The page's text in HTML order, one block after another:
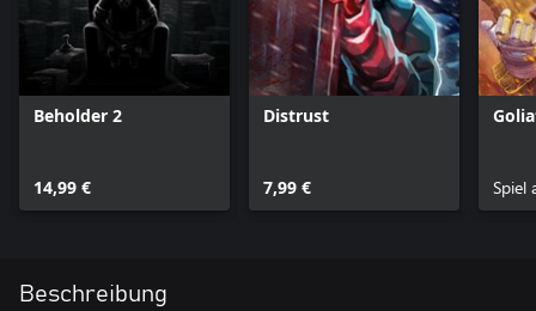
Beholder 2
14,99 €
Distrust
7,99 € Spiel
Beschreibung